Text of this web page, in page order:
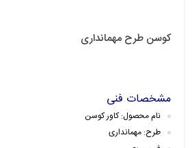
کوسن طرح مهمانداری
مشخصات فنی
نام محصول: کاور کوسن
طرح: مهمانداری